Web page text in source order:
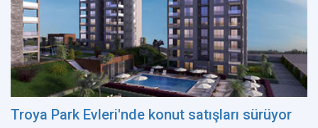
Troya Park Evleri'nde konut satışları sürüyor